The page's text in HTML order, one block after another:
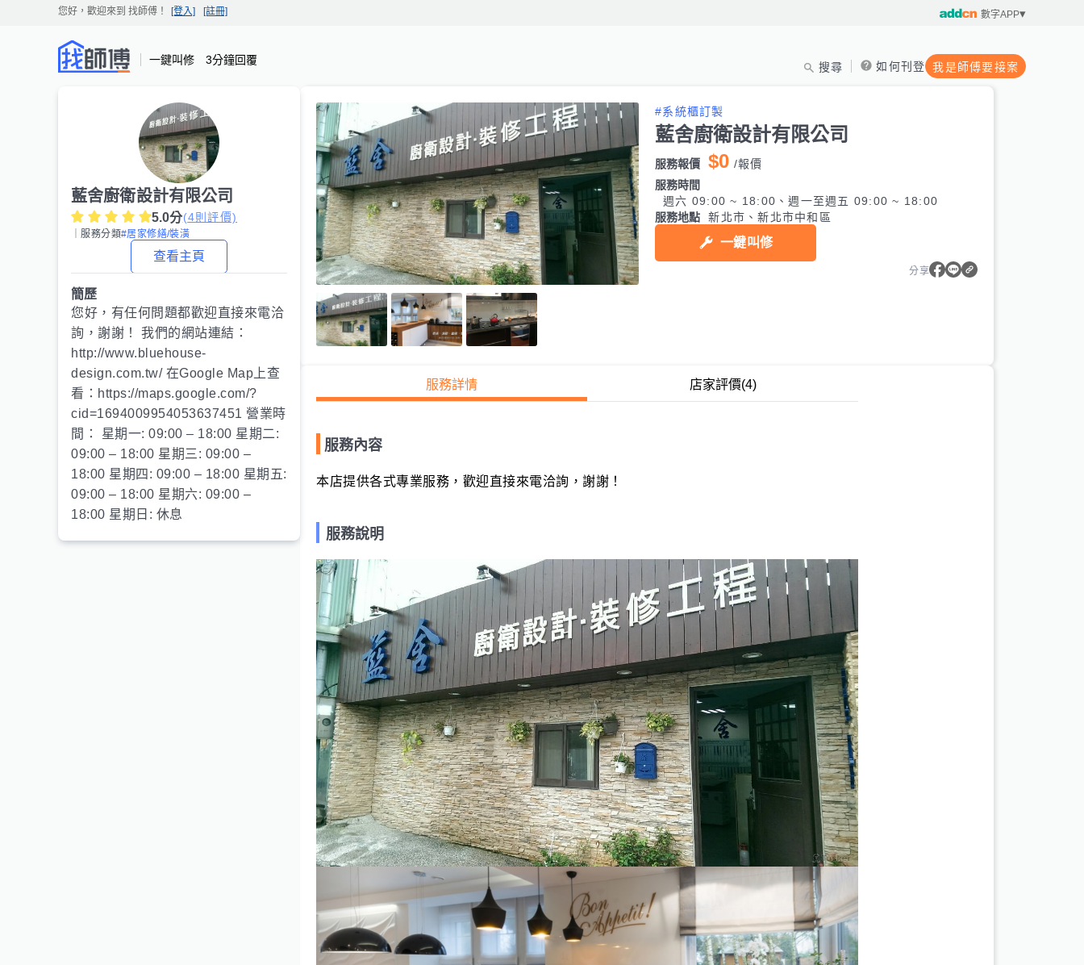
您好，歡迎來到 找師傅 ！ [登入] [註冊] 數字APP
一鍵叫修 3分鐘回覆
搜尋 如何刊登 我是師傅要接案
藍舍廚衛設計有限公司
5.0分(4則評價)
｜服務分類#居家修繕/裝潢
查看主頁
簡歷
您好，有任何問題都歡迎直接來電洽
詢，謝謝！ 我們的網站連結：
http://www.bluehouse-
design.com.tw/ 在Google Map上查
看：https://maps.google.com/?
cid=1694009954053637451 營業時
間： 星期一: 09:00 – 18:00 星期二:
09:00 – 18:00 星期三: 09:00 –
18:00 星期四: 09:00 – 18:00 星期五:
09:00 – 18:00 星期六: 09:00 –
18:00 星期日: 休息
#系統櫃訂製
藍舍廚衛設計有限公司
服務報價 $0 /報價
服務時間
週六 09:00 ~ 18:00、週一至週五 09:00 ~ 18:00
服務地點
新北市、新北市中和區
一鍵叫修
分享
服務詳情 店家評價(4)
服務內容
本店提供各式專業服務，歡迎直接來電洽詢，謝謝！
服務說明